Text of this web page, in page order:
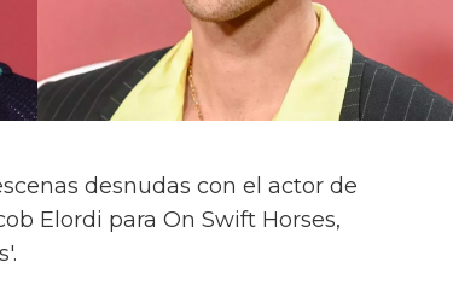
desnudas con el actor de
Elordi para On Swift Horses,